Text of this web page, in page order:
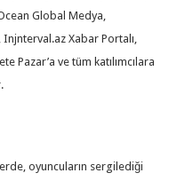
Global Medya,
Xabar Portalı,
Pazar’a ve tüm katılımcılara
oyuncuların sergilediği